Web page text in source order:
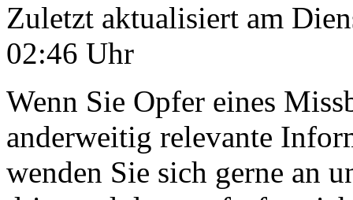
Zuletzt aktualisiert am
02:46 Uhr
Wenn Sie Opfer eines
anderweitig relevante
wenden Sie sich gerne an